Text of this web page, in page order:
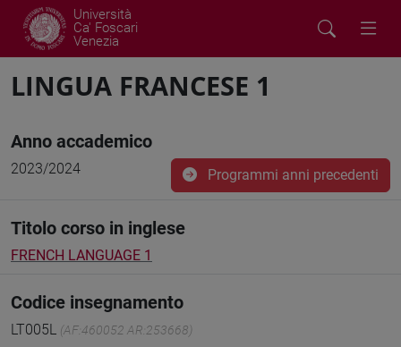
Università
Ca' Foscari
Venezia
LINGUA FRANCESE 1
Anno accademico
2023/2024 Programmi anni precedenti
Titolo corso in inglese
FRENCH LANGUAGE 1
Codice insegnamento
LT005L (AF:460052 AR:253668)